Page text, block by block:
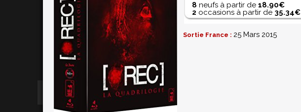
8 neufs à partir de 18.90€
2 occasions à partir de 35.34€
Sortie France : 25 Mars 2015